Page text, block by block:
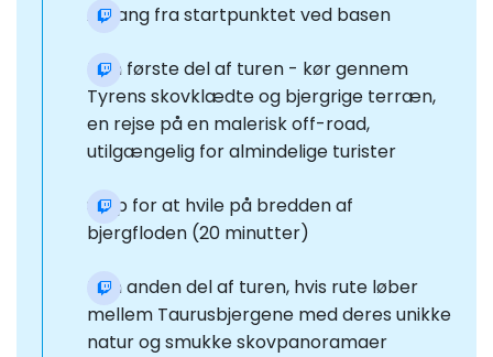
Afgang fra startpunktet ved basen
Den første del af turen - kør gennem
Tyrens skovklædte og bjergrige terræn,
en rejse på en malerisk off-road,
utilgængelig for almindelige turister
Stop for at hvile på bredden af
bjergfloden (20 minutter)
Den anden del af turen, hvis rute løber
mellem Taurusbjergene med deres unikke
natur og smukke skovpanoramaer